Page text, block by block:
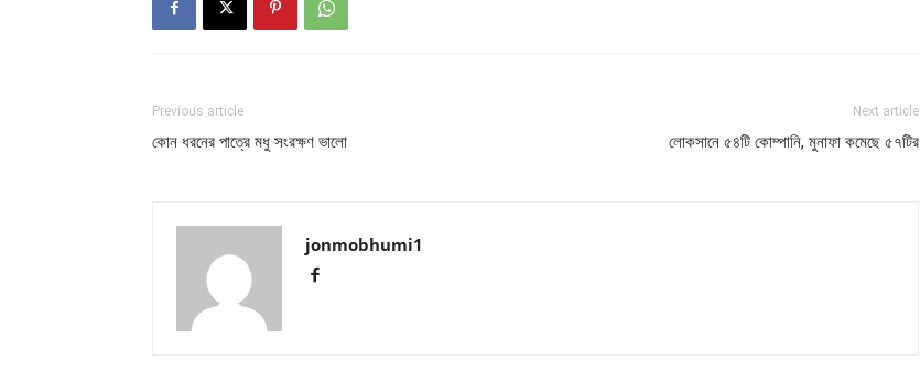
Previous article
কোন ধরনের পাত্রে মধু সংরক্ষণ ভালো
Next article
লোকসানে ৫৪টি কোম্পানি, মুনাফা কমেছে ৫৭টির
jonmobhumi1